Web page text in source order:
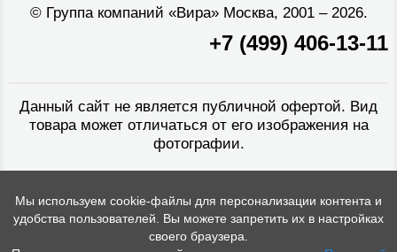
© Группа компаний «Вира»Москва, 2001 – 2026.
+7 (499) 406-13-11
Данный сайт не является публичной офертой. Вид
товара может отличаться от его изображения на
фотографии.
Мы используем cookie-файлы для персонализации контента и
удобства пользователей. Вы можете запретить их в настройках
своего браузера.